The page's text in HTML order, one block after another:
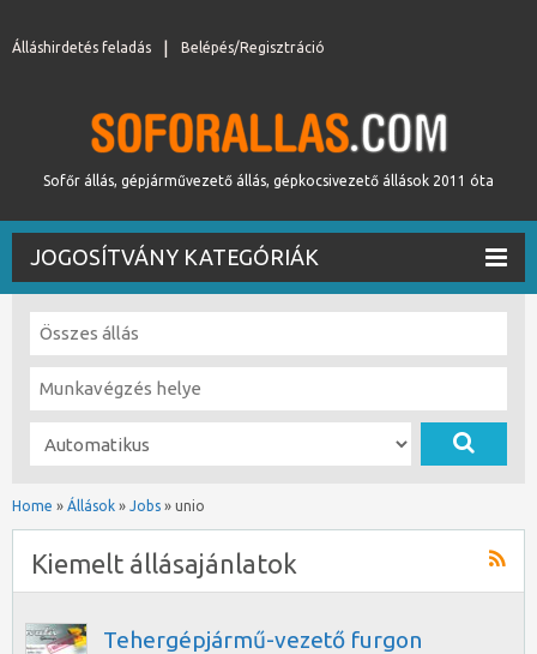
Belépés/Regisztráció
Álláshirdetés feladás
Sofőr állás, gépjárművezető állás, gépkocsivezető állások 2011 óta
JOGOSÍTVÁNY KATEGÓRIÁK
Home » Állások » Jobs » unio
Kiemelt állásajánlatok
Tehergépjármű-vezető furgon